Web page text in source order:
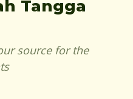
Tangga
source for the